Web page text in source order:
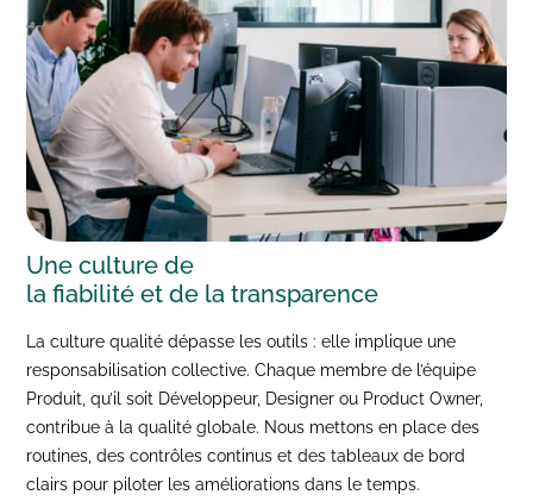
Une culture de
la fiabilité et de la transparence
La culture qualité dépasse les outils : elle implique une
responsabilisation collective. Chaque membre de l’équipe
Produit, qu’il soit Développeur, Designer ou Product Owner,
contribue à la qualité globale. Nous mettons en place des
routines, des contrôles continus et des tableaux de bord
clairs pour piloter les améliorations dans le temps.